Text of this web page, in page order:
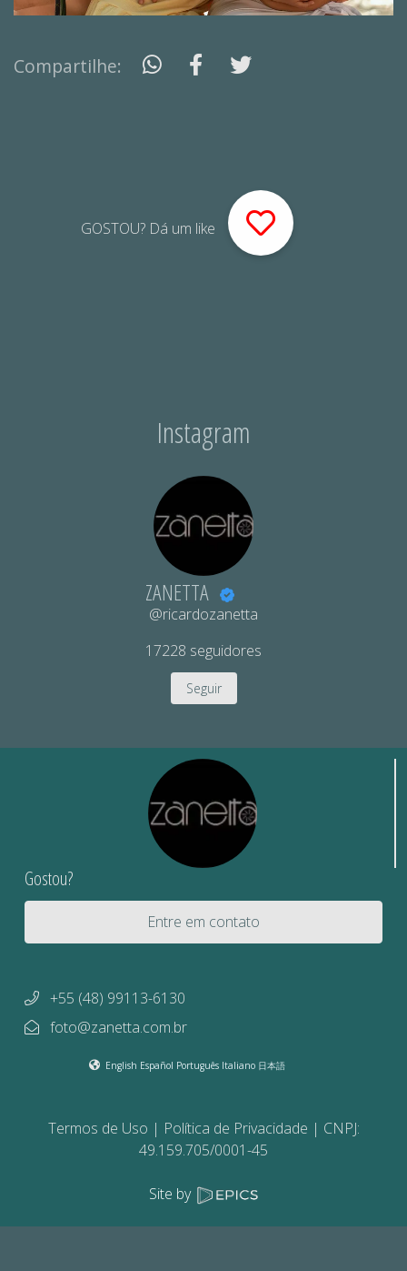
Compartilhe:
GOSTOU? Dá um like
Instagram
ZANETTA
@ricardozanetta
17228 seguidores
Seguir
Gostou?
Entre em contato
+55 (48) 99113-6130
foto@zanetta.com.br
English Español Português Italiano 日本語
Termos de Uso Política de Privacidade
CNPJ:
49.159.705/0001-45
Site by